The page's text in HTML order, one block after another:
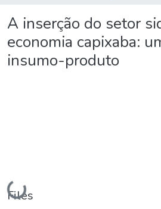
A inserção do setor
economia capixaba:
insumo-produto
Loading...
Files